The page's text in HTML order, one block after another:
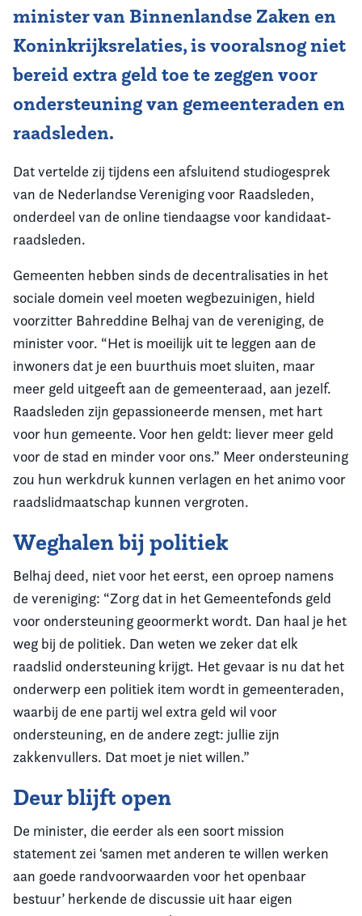
minister van Binnenlandse Zaken en
Koninkrijksrelaties, is vooralsnog niet
bereid extra geld toe te zeggen voor
ondersteuning van gemeenteraden en
raadsleden.
Dat vertelde zij tijdens een afsluitend studiogesprek
van de Nederlandse Vereniging voor Raadsleden,
onderdeel van de online tiendaagse voor kandidaat-
raadsleden.
Gemeenten hebben sinds de decentralisaties in het
sociale domein veel moeten wegbezuinigen, hield
voorzitter Bahreddine Belhaj van de vereniging, de
minister voor. “Het is moeilijk uit te leggen aan de
inwoners dat je een buurthuis moet sluiten, maar
meer geld uitgeeft aan de gemeenteraad, aan jezelf.
Raadsleden zijn gepassioneerde mensen, met hart
voor hun gemeente. Voor hen geldt: liever meer geld
voor de stad en minder voor ons.” Meer ondersteuning
zou hun werkdruk kunnen verlagen en het animo voor
raadslidmaatschap kunnen vergroten.
Weghalen bij politiek
Belhaj deed, niet voor het eerst, een oproep namens
de vereniging: “Zorg dat in het Gemeentefonds geld
voor ondersteuning geoormerkt wordt. Dan haal je het
weg bij de politiek. Dan weten we zeker dat elk
raadslid ondersteuning krijgt. Het gevaar is nu dat het
onderwerp een politiek item wordt in gemeenteraden,
waarbij de ene partij wel extra geld wil voor
ondersteuning, en de andere zegt: jullie zijn
zakkenvullers. Dat moet je niet willen.”
Deur blijft open
De minister, die eerder als een soort mission
statement zei ‘samen met anderen te willen werken
aan goede randvoorwaarden voor het openbaar
bestuur’ herkende de discussie uit haar eigen